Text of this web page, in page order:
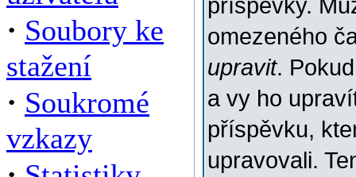
· Soubory ke
stažení
· Soukromé
vzkazy
příspěvky.
omezeného
upravit.
a vy ho
příspěvku,
upravovali.